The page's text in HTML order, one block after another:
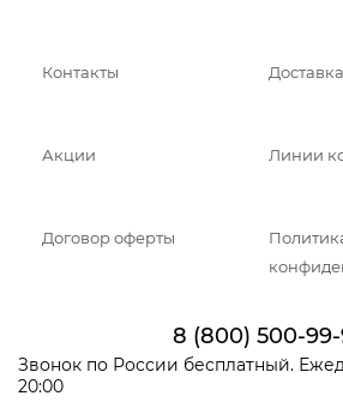
Контакты Доставка
Акции Линии
Договор оферты
8 (800) 500-
Звонок по России бесплатный.
20:00